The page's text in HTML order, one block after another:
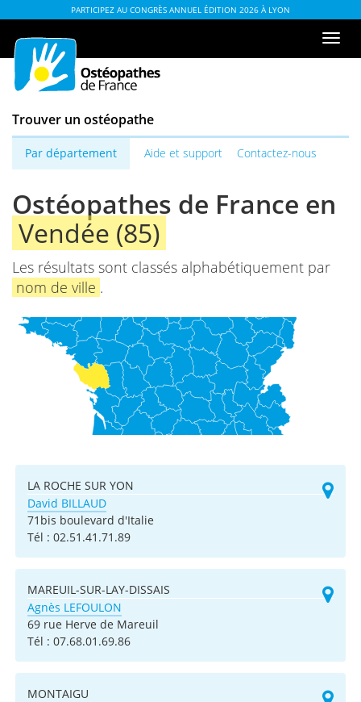
contenu
des
PARTICIPEZ AU CONGRÈS ANNUEL ÉDITION 2026 À LYON
de
Trouver un ostéopathe
Par département Aide et support Contactez-nous
Ostéopathes de France en
Vendée (85)
Les résultats sont classés alphabétiquement par
nom de ville .
LA ROCHE SUR YON
David BILLAUD
71bis boulevard d'Italie
Tél :02.51.41.71.89
MAREUIL-SUR-LAY-DISSAIS
Agnès LEFOULON
69 rue Herve de Mareuil
Tél :07.68.01.69.86
MONTAIGU